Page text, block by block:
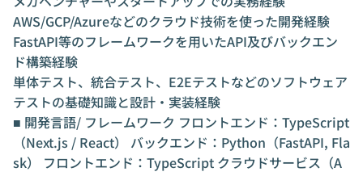
AWS/GCP/Azureなどのクラウド技術を使った開発経験
FastAPI等のフレームワークを用いたAPI及びバックエン
ド構築経験
単体テスト、統合テスト、E2Eテストなどのソフトウェア
テストの基礎知識と設計・実装経験
■ 開発言語/ フレームワーク フロントエンド：TypeScript
（Next.js / React） バックエンド：Python（FastAPI, Fla
sk） フロントエンド：TypeScript クラウドサービス（A